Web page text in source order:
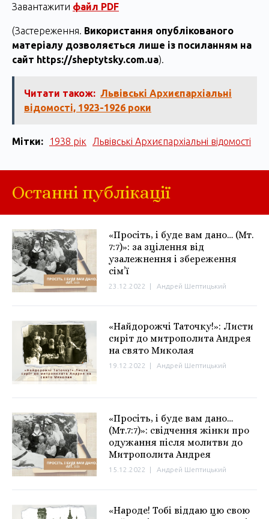
Завантажити файл PDF
(Застереження. Використання опублікованого
матеріалу дозволяється лише із посиланням на
сайт https://sheptytsky.com.ua).
Читати також: Львівські Архиєпархіальні
відомості, 1923-1926 роки
Мітки: 1938 рік Львівські Архиєпархіальні відомості
Останні публікації
«Просіть, і буде вам дано… (Мт.
7:7)»: за зцілення від
узалежнення і збереження
сім’ї
23.12.2022 | Андрей Шептицький
«Найдорожчі Таточку!»: Листи
сиріт до митрополита Андрея
на свято Миколая
19.12.2022 Андрей Шептицький
«Просіть, і буде вам дано…
(Мт.7:7)»: свідчення жінки про
одужання після молитви до
Митрополита Андрея
15.12.2022 | Андрей Шептицький
«Народе! Тобі віддаю цю свою